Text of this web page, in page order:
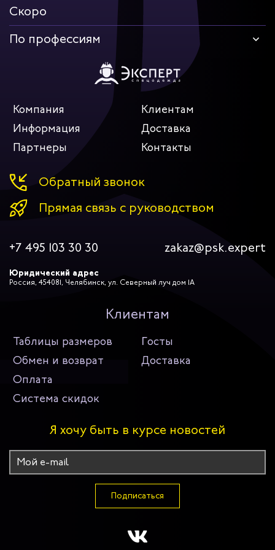
Скоро
По профессиям
Компания
Клиентам
Информация
Доставка
Партнеры
Контакты
Обратный звонок
Прямая связь с руководством
+7 495 103 30 30 zakaz@psk.expert
Юридический адрес
Россия, 454081, Челябинск, ул. Северный луч дом 1А
Клиентам
Таблицы размеров
Госты
Обмен и возврат
Доставка
Оплата
Система скидок
Я хочу быть в курсе новостей
Подписаться